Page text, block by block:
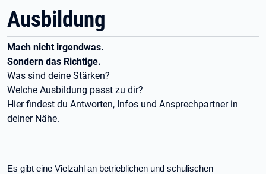
Ausbildung
Mach nicht irgendwas.
Sondern das Richtige.
Was sind deine Stärken?
Welche Ausbildung passt zu dir?
Hier findest du Antworten, Infos und Ansprechpartner in
deiner Nähe.
Es gibt eine Vielzahl an betrieblichen und schulischen